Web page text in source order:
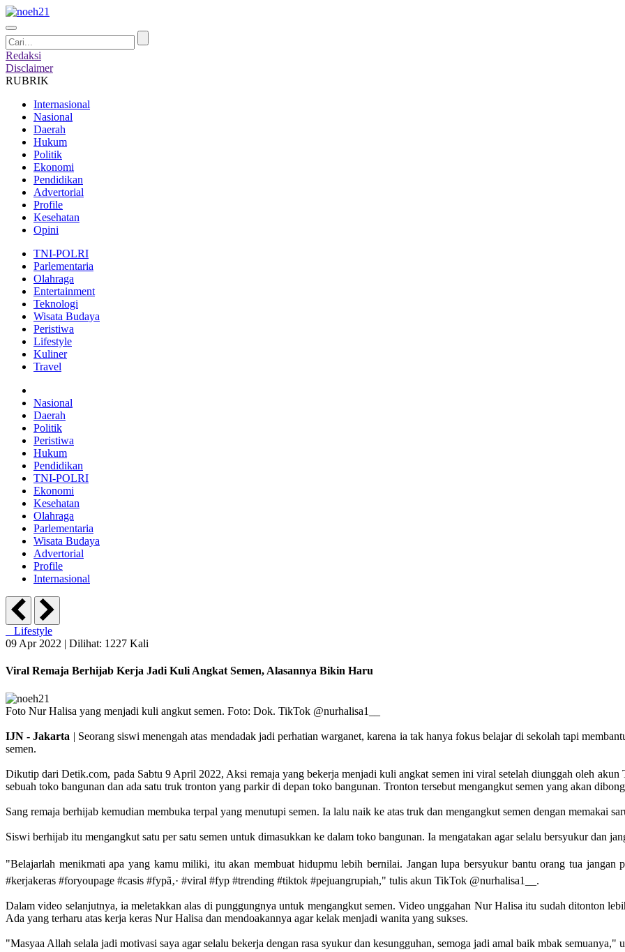
Redaksi
Disclaimer
RUBRIK
Internasional
Nasional
Daerah
Hukum
Politik
Ekonomi
Pendidikan
Advertorial
Profile
Kesehatan
Opini
TNI-POLRI
Parlementaria
Olahraga
Entertainment
Teknologi
Wisata Budaya
Peristiwa
Lifestyle
Kuliner
Travel
Nasional
Daerah
Politik
Peristiwa
Hukum
Pendidikan
TNI-POLRI
Ekonomi
Kesehatan
Olahraga
Parlementaria
Wisata Budaya
Advertorial
Profile
Internasional
Lifestyle
09 Apr 2022 | Dilihat: 1227 Kali
Viral Remaja Berhijab Kerja Jadi Kuli Angkat Semen, Alasannya Bikin Haru
Foto Nur Halisa yang menjadi kuli angkut semen. Foto: Dok. TikTok @nurhalisa1__
IJN - Jakarta | Seorang siswi menengah atas mendadak jadi perhatian warganet, karena ia tak hanya fokus belajar di sekolah tapi
semen.
Dikutip dari Detik.com, pada Sabtu 9 April 2022, Aksi remaja yang bekerja menjadi kuli angkat semen ini viral setelah diunggah oleh
sebuah toko bangunan dan ada satu truk tronton yang parkir di depan toko bangunan. Tronton tersebut mengangkut semen yang akan
Sang remaja berhijab kemudian membuka terpal yang menutupi semen. Ia lalu naik ke atas truk dan mengangkut semen dengan memakai
Siswi berhijab itu mengangkut satu per satu semen untuk dimasukkan ke dalam toko bangunan. Ia mengatakan agar selalu bersyukur dan
"Belajarlah menikmati apa yang kamu miliki, itu akan membuat hidupmu lebih bernilai. Jangan lupa bersyukur bantu orang tua jangan
#kerjakeras #foryoupage #casis #fypã‚· #viral #fyp #trending #tiktok #pejuangrupiah," tulis akun TikTok @nurhalisa1__.
Dalam video selanjutnya, ia meletakkan alas di punggungnya untuk mengangkut semen. Video unggahan Nur Halisa itu sudah ditonton
Ada yang terharu atas kerja keras Nur Halisa dan mendoakannya agar kelak menjadi wanita yang sukses.
"Masyaa Allah selala jadi motivasi saya agar selalu bekerja dengan rasa syukur dan kesungguhan, semoga jadi amal baik mbak semuanya,"